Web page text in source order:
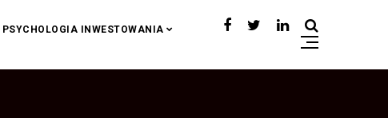
PSYCHOLOGIA INWESTOWANIA